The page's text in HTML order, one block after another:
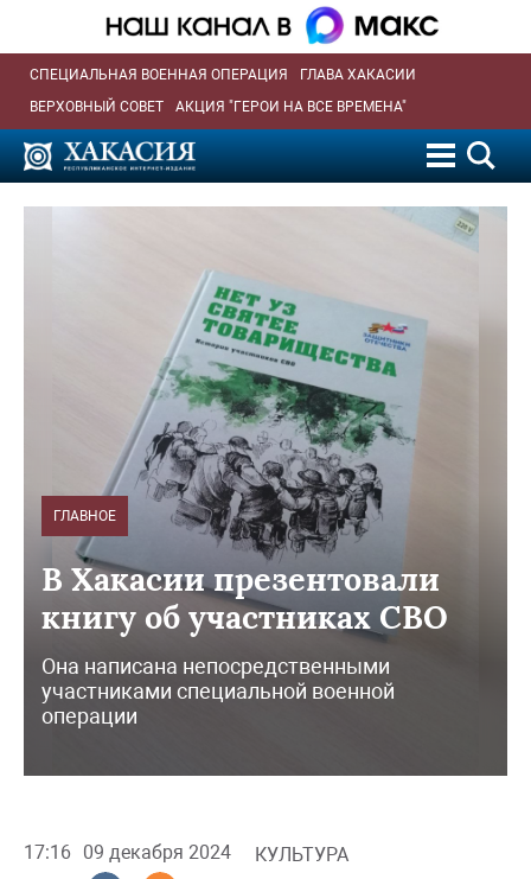
СПЕЦИАЛЬНАЯ ВОЕННАЯ ОПЕРАЦИЯ
ГЛАВА ХАКАСИИ
ВЕРХОВНЫЙ СОВЕТ
АКЦИЯ "ГЕРОИ НА ВСЕ ВРЕМЕНА"
ГЛАВНОЕ
В Хакасии презентовали
книгу об участниках СВО
Она написана непосредственными
участниками специальной военной
операции
17:16 09 декабря 2024 КУЛЬТУРА